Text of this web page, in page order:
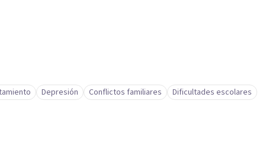
Depresión Conflictos familiares
Dificultades escolares